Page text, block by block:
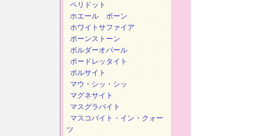
ペリドット
ホエール ボーン
ホワイトサファイア
ボーンストーン
ボルダーオパール
ポードレッタイト
ポルサイト
マウ・シッ・シッ
マグネサイト
マスグラバイト
マスコバイト・イン・クォー
ツ